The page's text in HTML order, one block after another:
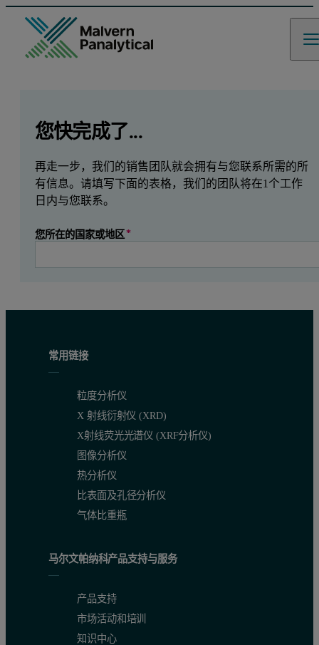
您快完成了...
再走一步，我们的销售团队就会拥有与您联系所需的所
有信息。请填写下面的表格，我们的团队将在1个工作
日内与您联系。
您所在的国家或地区
常用链接
粒度分析仪
X 射线衍射仪 (XRD)
X射线荧光光谱仪 (XRF分析仪)
图像分析仪
热分析仪
比表面及孔径分析仪
气体比重瓶
马尔文帕纳科产品支持与服务
产品支持
市场活动和培训
知识中心